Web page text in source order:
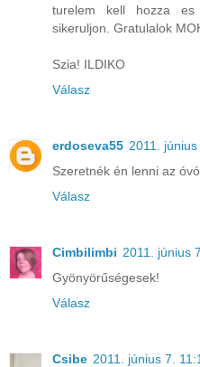
turelem kell hozza
sikeruljon. Gratulalok
Szia! ILDIKO
Válasz
erdoseva55 2011. június
Szeretnék én lenni az
Válasz
Cimbilimbi 2011. június
Gyönyörűségesek!
Válasz
Csibe 2011. június 7.